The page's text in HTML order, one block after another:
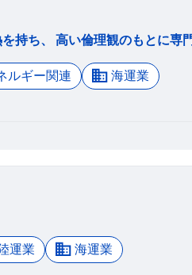
ルギー関連 海運業
運業 海運業